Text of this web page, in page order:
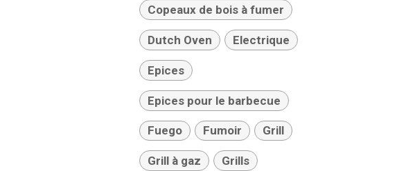
Copeaux de bois à fumer
Dutch Oven Electrique
Epices
Epices pour le barbecue
Fuego Fumoir Grill
Grill à gaz Grills